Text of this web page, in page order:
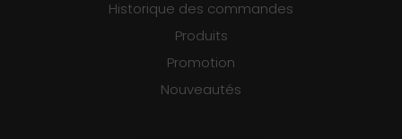
Historique des commandes
Produits
Promotion
Nouveautés